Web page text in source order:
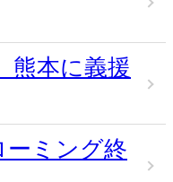
熊本に義援
ミング終